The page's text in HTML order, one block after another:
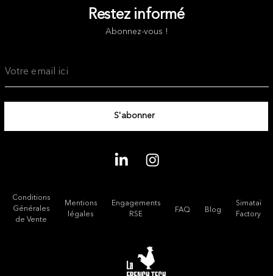
Restez informé
Abonnez-vous !
Conditions
Générales
de Vente
Mentions
légales
Engagements
RSE
FAQ Blog
Simataï
Factory